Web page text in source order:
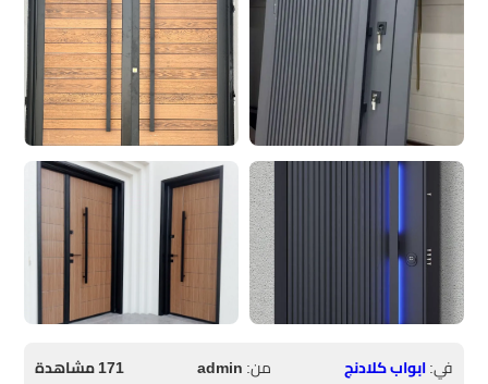
في:ابواب كلادنج من:admin
171 مشاهدة